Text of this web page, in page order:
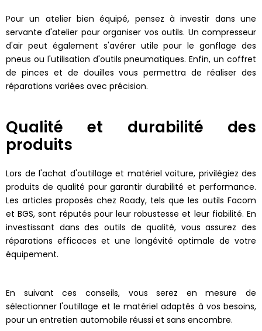
Pour un atelier bien équipé, pensez à investir dans une
servante d'atelier pour organiser vos outils. Un compresseur
d'air peut également s'avérer utile pour le gonflage des
pneus ou l'utilisation d'outils pneumatiques. Enfin, un coffret
de pinces et de douilles vous permettra de réaliser des
réparations variées avec précision.
Qualité et durabilité des
produits
Lors de l'achat d'outillage et matériel voiture, privilégiez des
produits de qualité pour garantir durabilité et performance.
Les articles proposés chez Roady, tels que les outils Facom
et BGS, sont réputés pour leur robustesse et leur fiabilité. En
investissant dans des outils de qualité, vous assurez des
réparations efficaces et une longévité optimale de votre
équipement.
En suivant ces conseils, vous serez en mesure de
sélectionner l'outillage et le matériel adaptés à vos besoins,
pour un entretien automobile réussi et sans encombre.